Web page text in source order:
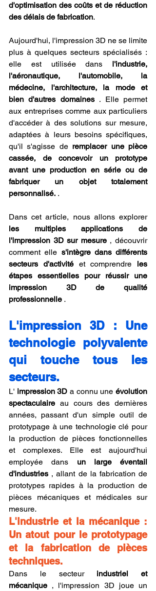
d'optimisation des coûts et de réduction
des délais de fabrication.
Aujourd'hui, l'impression 3D ne se limite
plus à quelques secteurs spécialisés :
elle est utilisée dans l'industrie,
l'aéronautique, l'automobile, la
médecine, l'architecture, la mode et
bien d'autres domaines . Elle permet
aux entreprises comme aux particuliers
d'accéder à des solutions sur mesure,
adaptées à leurs besoins spécifiques,
qu'il s'agisse de remplacer une pièce
cassée, de concevoir un prototype
avant une production en série ou de
fabriquer un objet totalement
personnalisé. .
Dans cet article, nous allons explorer
les multiples applications de
l'impression 3D sur mesure , découvrir
comment elle s'intègre dans différents
secteurs d'activité et comprendre les
étapes essentielles pour réussir une
impression 3D de qualité
professionnelle .
L'impression 3D : Une
technologie polyvalente
qui touche tous les
secteurs.
L' impression 3D a connu une évolution
spectaculaire au cours des dernières
années, passant d'un simple outil de
prototypage à une technologie clé pour
la production de pièces fonctionnelles
et complexes. Elle est aujourd'hui
employée dans un large éventail
d'industries , allant de la fabrication de
prototypes rapides à la production de
pièces mécaniques et médicales sur
mesure.
L'industrie et la mécanique :
Un atout pour le prototypage
et la fabrication de pièces
techniques.
Dans le secteur industriel et
mécanique , l'impression 3D joue un